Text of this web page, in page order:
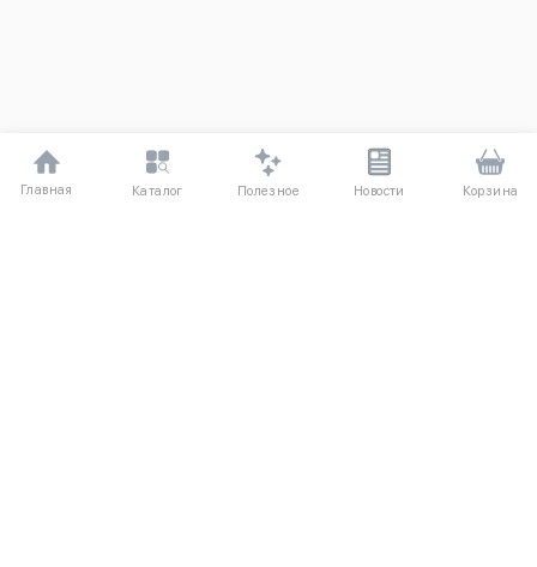
Главная Каталог Полезное Новости Корзина